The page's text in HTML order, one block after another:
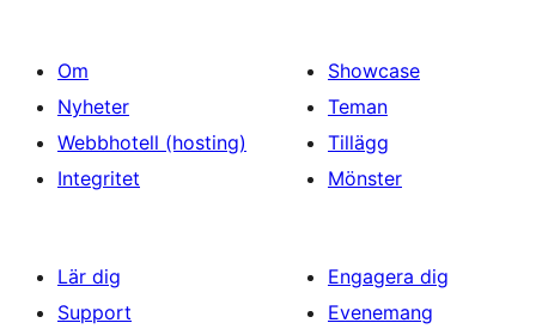
Om
Nyheter
Webbhotell (hosting)
Integritet
Showcase
Teman
Tillägg
Mönster
Lär dig
Support
Engagera dig
Evenemang